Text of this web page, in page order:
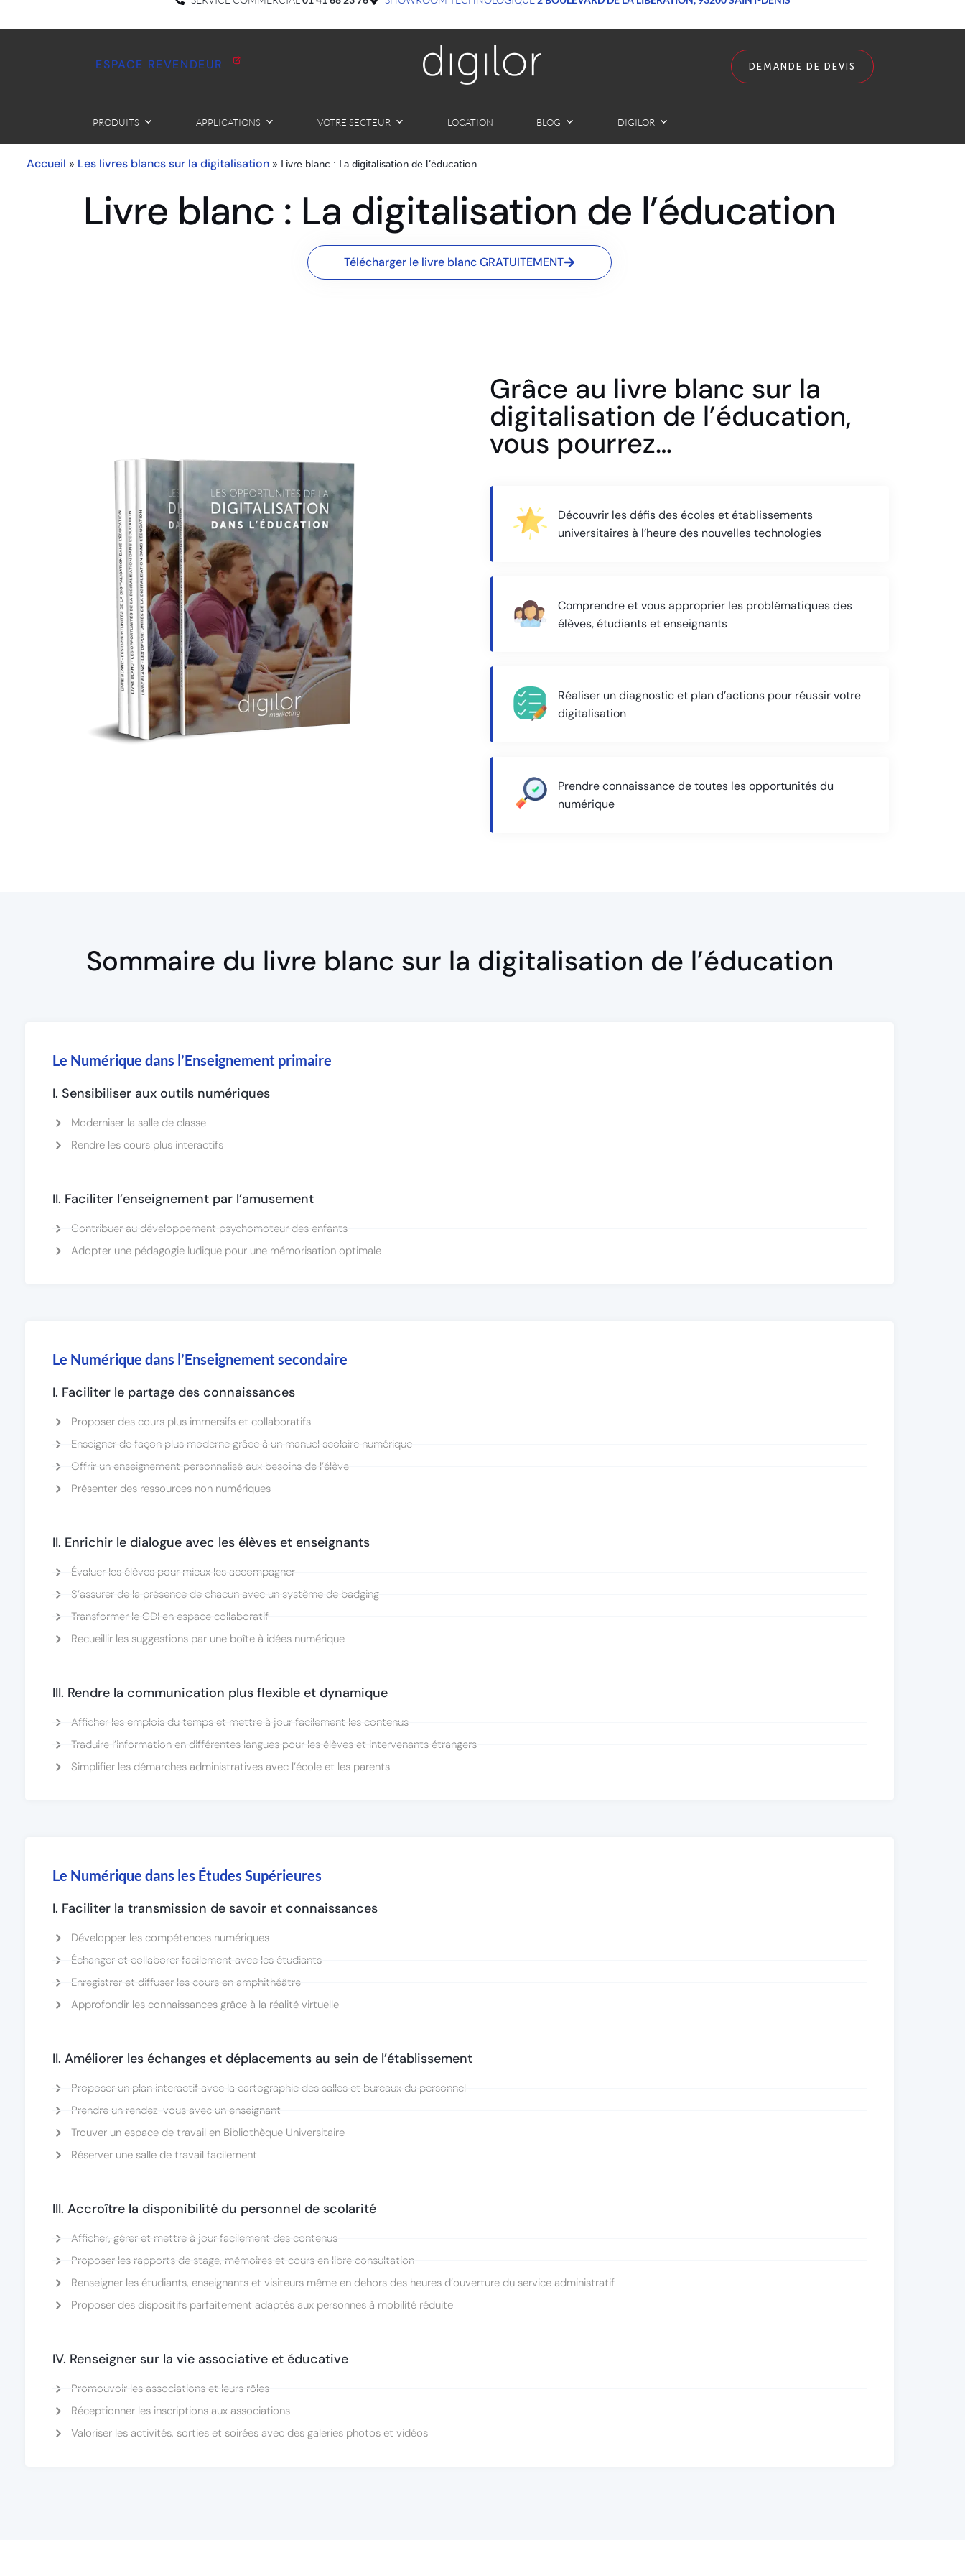
ESPACE REVENDEUR DEMANDE DE DEVIS
PRODUITS APPLICATIONS VOTRE SECTEUR LOCATION BLOG DIGILOR
Accueil » Les livres blancs sur la digitalisation » Livre blanc : La digitalisation de l’éducation
Livre blanc : La digitalisation de l’éducation
Télécharger le livre blanc GRATUITEMENT
Grâce au livre blanc sur la
digitalisation de l’éducation,
vous pourrez…
Découvrir les défis des écoles et établissements
universitaires à l’heure des nouvelles technologies
Comprendre et vous approprier les problématiques des
élèves, étudiants et enseignants
Réaliser un diagnostic et plan d’actions pour réussir votre
digitalisation
Prendre connaissance de toutes les opportunités du
numérique
Sommaire du livre blanc sur la digitalisation de l’éducation
Le Numérique dans l’Enseignement primaire
I. Sensibiliser aux outils numériques
Moderniser la salle de classe
Rendre les cours plus interactifs
II. Faciliter l’enseignement par l’amusement
Contribuer au développement psychomoteur des enfants
Adopter une pédagogie ludique pour une mémorisation optimale
Le Numérique dans l’Enseignement secondaire
I. Faciliter le partage des connaissances
Proposer des cours plus immersifs et collaboratifs
Enseigner de façon plus moderne grâce à un manuel scolaire numérique
Offrir un enseignement personnalisé aux besoins de l’élève
Présenter des ressources non numériques
II. Enrichir le dialogue avec les élèves et enseignants
Évaluer les élèves pour mieux les accompagner
S’assurer de la présence de chacun avec un système de badging
Transformer le CDI en espace collaboratif
Recueillir les suggestions par une boîte à idées numérique
III. Rendre la communication plus flexible et dynamique
Afficher les emplois du temps et mettre à jour facilement les contenus
Traduire l’information en différentes langues pour les élèves et intervenants étrangers
Simplifier les démarches administratives avec l’école et les parents
Le Numérique dans les Études Supérieures
I. Faciliter la transmission de savoir et connaissances
Développer les compétences numériques
Échanger et collaborer facilement avec les étudiants
Enregistrer et diffuser les cours en amphithéâtre
Approfondir les connaissances grâce à la réalité virtuelle
II. Améliorer les échanges et déplacements au sein de l’établissement
Proposer un plan interactif avec la cartographie des salles et bureaux du personnel
Prendre un rendez-vous avec un enseignant
Trouver un espace de travail en Bibliothèque Universitaire
Réserver une salle de travail facilement
III. Accroître la disponibilité du personnel de scolarité
Afficher, gérer et mettre à jour facilement des contenus
Proposer les rapports de stage, mémoires et cours en libre consultation
Renseigner les étudiants, enseignants et visiteurs même en dehors des heures d’ouverture du service administratif
Proposer des dispositifs parfaitement adaptés aux personnes à mobilité réduite
IV. Renseigner sur la vie associative et éducative
Promouvoir les associations et leurs rôles
Réceptionner les inscriptions aux associations
Valoriser les activités, sorties et soirées avec des galeries photos et vidéos